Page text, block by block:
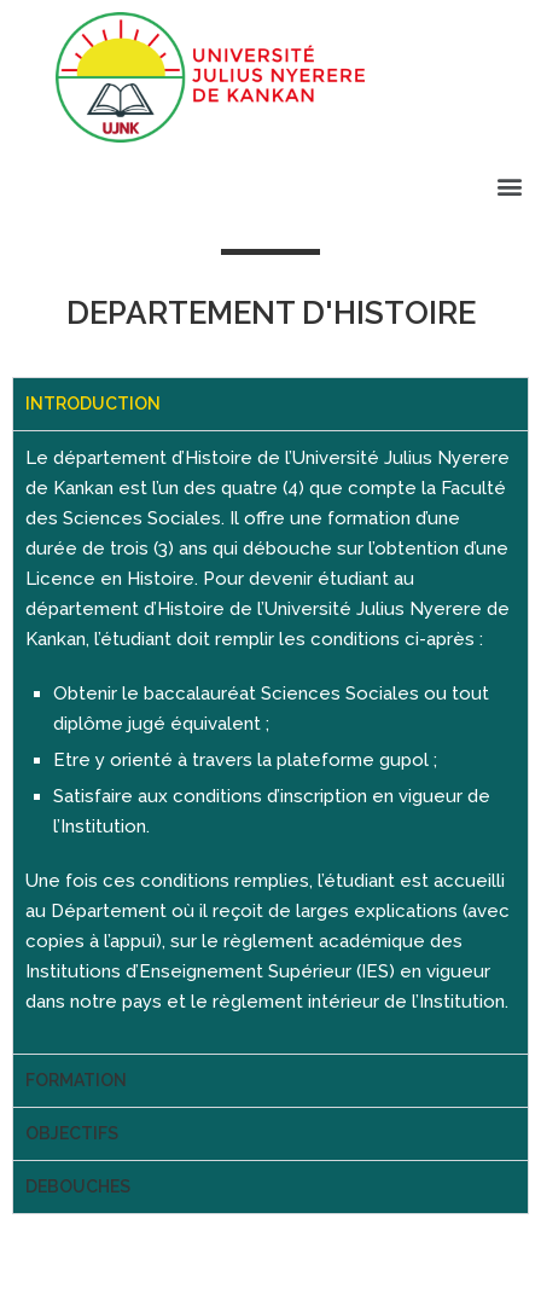
DEPARTEMENT D'HISTOIRE
INTRODUCTION
Le département d’Histoire de l’Université Julius Nyerere
de Kankan est l’un des quatre (4) que compte la Faculté
des Sciences Sociales. Il offre une formation d’une
durée de trois (3) ans qui débouche sur l’obtention d’une
Licence en Histoire. Pour devenir étudiant au
département d’Histoire de l’Université Julius Nyerere de
Kankan, l’étudiant doit remplir les conditions ci-après :
Obtenir le baccalauréat Sciences Sociales ou tout
diplôme jugé équivalent ;
Etre y orienté à travers la plateforme gupol ;
Satisfaire aux conditions d’inscription en vigueur de
l’Institution.
Une fois ces conditions remplies, l’étudiant est accueilli
au Département où il reçoit de larges explications (avec
copies à l’appui), sur le règlement académique des
Institutions d’Enseignement Supérieur (IES) en vigueur
dans notre pays et le règlement intérieur de l’Institution.
FORMATION
OBJECTIFS
DEBOUCHES